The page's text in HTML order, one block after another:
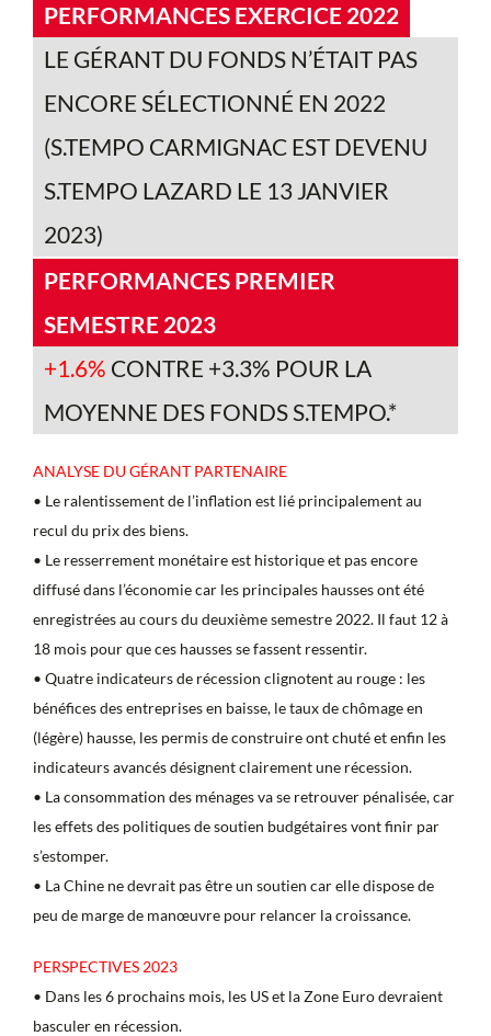
PERFORMANCES EXERCICE 2022
LE GÉRANT DU FONDS N’ÉTAIT PAS
ENCORE SÉLECTIONNÉ EN 2022
(S.TEMPO CARMIGNAC EST DEVENU
S.TEMPO LAZARD LE 13 JANVIER
2023)
PERFORMANCES PREMIER
SEMESTRE 2023
+1.6% CONTRE +3.3% POUR LA
MOYENNE DES FONDS S.TEMPO.*
ANALYSE DU GÉRANT PARTENAIRE
• Le ralentissement de l’inflation est lié principalement au
recul du prix des biens.
• Le resserrement monétaire est historique et pas encore
diffusé dans l’économie car les principales hausses ont été
enregistrées au cours du deuxième semestre 2022. Il faut 12 à
18 mois pour que ces hausses se fassent ressentir.
• Quatre indicateurs de récession clignotent au rouge : les
bénéfices des entreprises en baisse, le taux de chômage en
(légère) hausse, les permis de construire ont chuté et enfin les
indicateurs avancés désignent clairement une récession.
• La consommation des ménages va se retrouver pénalisée, car
les effets des politiques de soutien budgétaires vont finir par
s’estomper.
• La Chine ne devrait pas être un soutien car elle dispose de
peu de marge de manœuvre pour relancer la croissance.
PERSPECTIVES 2023
• Dans les 6 prochains mois, les US et la Zone Euro devraient
basculer en récession.